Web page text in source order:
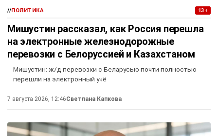
//ПОЛИТИКА 13+
Мишустин рассказал, как Россия перешла
на электронные железнодорожные
перевозки с Белоруссией и Казахстаном
Мишустин: ж/д перевозки с Беларусью почти полностью
перешли на электронный учё
7 августа 2026, 12:46Светлана Капкова